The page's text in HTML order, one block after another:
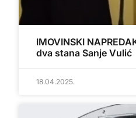
IMOVINSKI
dva stana Sanje Vulić
18.04.2025.